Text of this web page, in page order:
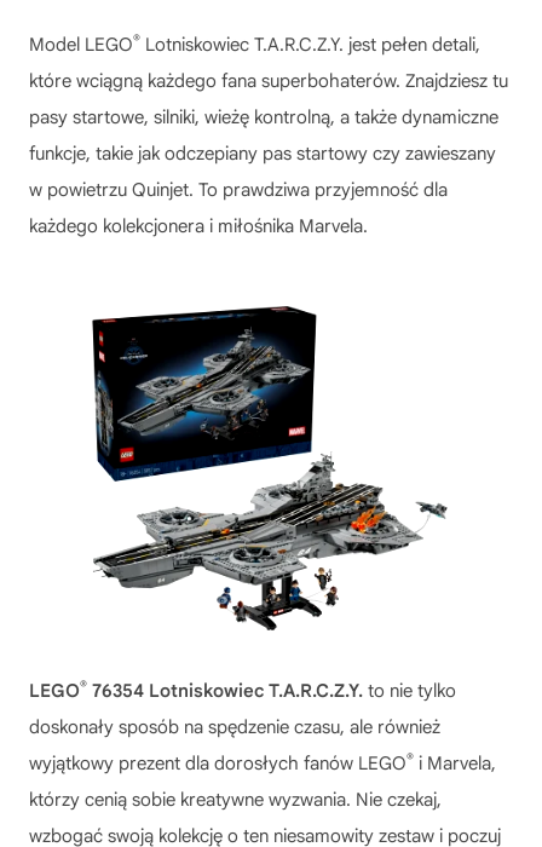
Model LEGO® Lotniskowiec T.A.R.C.Z.Y. jest pełen detali,
które wciągną każdego fana superbohaterów. Znajdziesz tu
pasy startowe, silniki, wieżę kontrolną, a także dynamiczne
funkcje, takie jak odczepiany pas startowy czy zawieszany
w powietrzu Quinjet. To prawdziwa przyjemność dla
każdego kolekcjonera i miłośnika Marvela.
LEGO® 76354 Lotniskowiec T.A.R.C.Z.Y. to nie tylko
doskonały sposób na spędzenie czasu, ale również
wyjątkowy prezent dla dorosłych fanów LEGO® i Marvela,
którzy cenią sobie kreatywne wyzwania. Nie czekaj,
wzbogać swoją kolekcję o ten niesamowity zestaw i poczuj